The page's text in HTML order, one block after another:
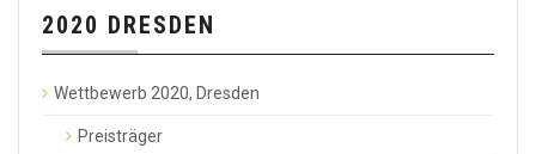
2020 DRESDEN
Wettbewerb 2020, Dresden
Preisträger